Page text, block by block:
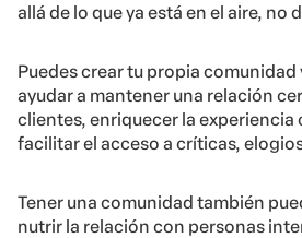
allá de lo que ya está en el aire, no
Puedes crear tu propia comunidad
ayudar a mantener una relación
clientes, enriquecer la experiencia
facilitar el acceso a críticas,
Tener una comunidad también
nutrir la relación con personas